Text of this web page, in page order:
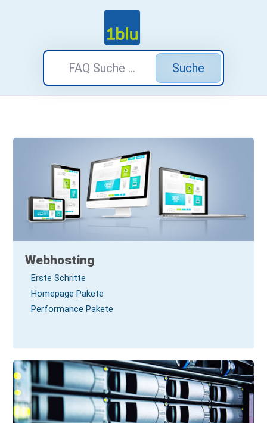
Suche
Webhosting
Erste Schritte
Homepage Pakete
Performance Pakete